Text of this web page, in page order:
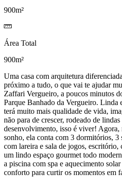
900m²
Área Total
900m²
Uma casa com arquitetura
próximo a tudo, o que vai te ajudar
Zaffari Vergueiro, a poucos minutos
Parque Banhado da Vergueiro. Linda
terá muito mais qualidade de vida,
não para de crescer, rodeado de lindas
desenvolvimento, isso é viver! Agora,
sonho, ela conta com 3 dormitórios, 3
com lareira e sala de jogos,
um lindo espaço gourmet todo
a piscina com spa e aquecimento
conforto para curtir os momentos em